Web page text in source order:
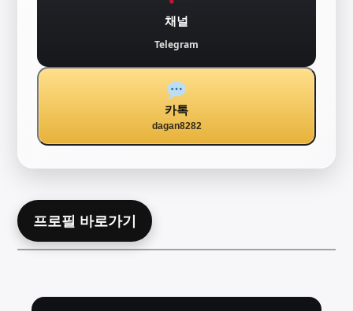
채널
Telegram
카톡
dagan8282
프로필 바로가기